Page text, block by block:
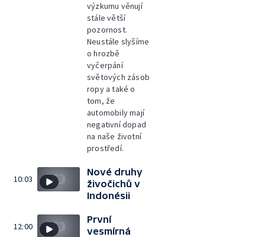
výzkumu věnují
stále větší
pozornost.
Neustále slyšíme
o hrozbě
vyčerpání
světových zásob
ropy a také o
tom, že
automobily mají
negativní dopad
na naše životní
prostředí.
10:03
Nové druhy
živočichů v
Indonésii
12:00
První
vesmírná